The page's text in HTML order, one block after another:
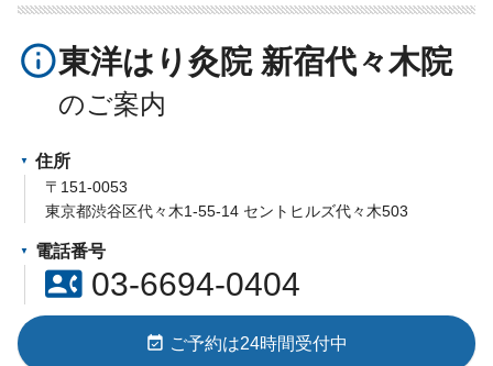
info_outline東洋はり灸院 新宿代々木院
住所
〒151-0053
東京都渋谷区代々木1-55-14 セントヒルズ代々木503
電話番号
contact_phone03-6694-0404
event_available ご予約は24時間受付中